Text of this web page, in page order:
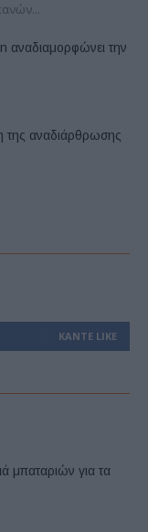
την
της αναδιάρθρωσης
ΚΆΝΤΕ LIKE
μπαταριών για τα